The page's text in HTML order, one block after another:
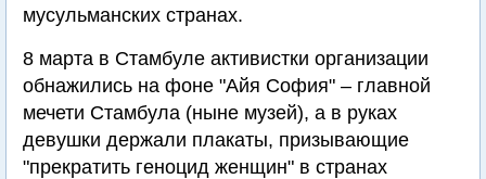
мусульманских странах.
8 марта в Стамбуле активистки организации
обнажились на фоне "Айя София" – главной
мечети Стамбула (ныне музей), а в руках
девушки держали плакаты, призывающие
"прекратить геноцид женщин" в странах